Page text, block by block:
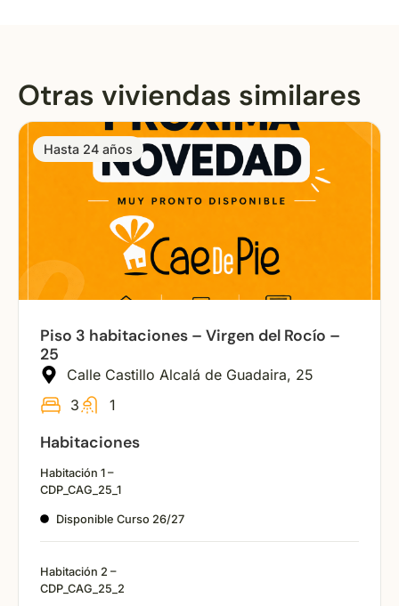
Otras viviendas similares
Hasta 24 años
Piso 3 habitaciones – Virgen del Rocío –
25
Calle Castillo Alcalá de Guadaira, 25
3
1
Habitaciones
Habitación 1 –
CDP_CAG_25_1
Disponible Curso 26/27
Habitación 2 –
CDP_CAG_25_2